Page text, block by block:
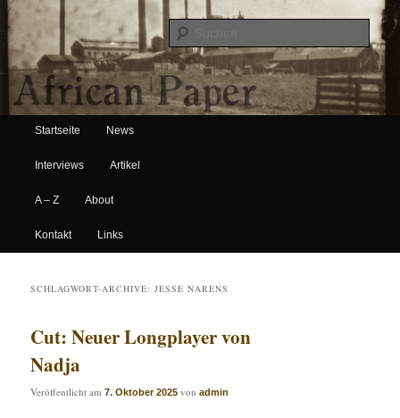
African Paper
Hauptmenü
Zum Inhalt wechseln
Zum sekundären Inhalt wechseln
Startseite News
Interviews Artikel
A – Z About
Kontakt Links
SCHLAGWORT-ARCHIVE:JESSE NARENS
Cut: Neuer Longplayer von
Nadja
Veröffentlicht am7. Oktober 2025 vonadmin